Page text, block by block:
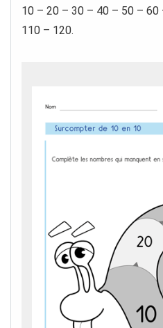
10 – 20 – 30 – 40 – 50 –
110 – 120.